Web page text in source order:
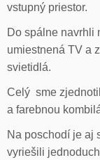
vstupný priestor.
Do spálne navrhli
umiestnená TV a
svietidlá.
Celý sme
a farebnou
Na poschodí je aj
vyriešili